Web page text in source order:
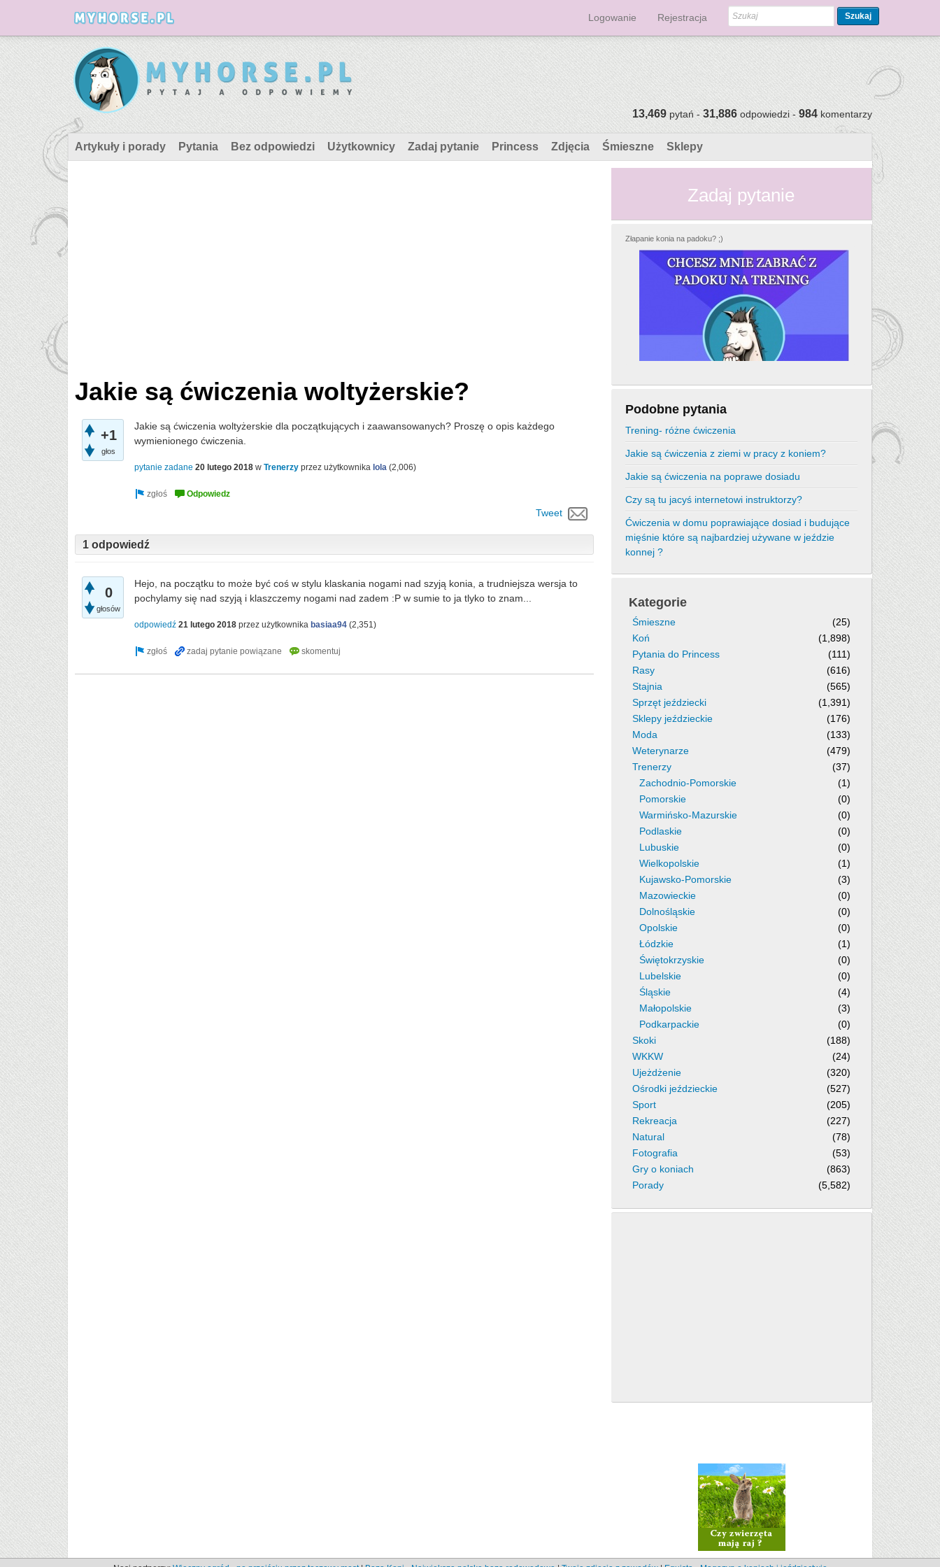
Logowanie Rejestracja Szukaj
13,469pytań -31,886odpowiedzi -984komentarzy
Artykuły i porady Pytania Bez odpowiedzi Użytkownicy Zadaj pytanie Princess Zdjęcia Śmieszne Sklepy
Jakie są ćwiczenia woltyżerskie?
+1
głos
Jakie są ćwiczenia woltyżerskie dla początkujących i zaawansowanych? Proszę o opis każdego
wymienionego ćwiczenia.
pytanie zadane 20 lutego 2018 w Trenerzy przez użytkownika lola (2,006)
Tweet
1 odpowiedź
0
głosów
Hejo, na początku to może być coś w stylu klaskania nogami nad szyją konia, a trudniejsza wersja to
pochylamy się nad szyją i klaszczemy nogami nad zadem :P w sumie to ja tlyko to znam...
odpowiedź 21 lutego 2018 przez użytkownika basiaa94 (2,351)
Zadaj pytanie
Złapanie konia na padoku? ;)
Podobne pytania
Trening- różne ćwiczenia
Jakie są ćwiczenia z ziemi w pracy z koniem?
Jakie są ćwiczenia na poprawe dosiadu
Czy są tu jacyś internetowi instruktorzy?
Ćwiczenia w domu poprawiające dosiad i budujące
mięśnie które są najbardziej używane w jeździe
konnej ?
Kategorie
Śmieszne
(25)
Koń
(1,898)
Pytania do Princess
(111)
Rasy
(616)
Stajnia
(565)
Sprzęt jeździecki
(1,391)
Sklepy jeździeckie
(176)
Moda
(133)
Weterynarze
(479)
Trenerzy
(37)
Zachodnio-Pomorskie
(1)
Pomorskie
(0)
Warmińsko-Mazurskie
(0)
Podlaskie
(0)
Lubuskie
(0)
Wielkopolskie
(1)
Kujawsko-Pomorskie
(3)
Mazowieckie
(0)
Dolnośląskie
(0)
Opolskie
(0)
Łódzkie
(1)
Świętokrzyskie
(0)
Lubelskie
(0)
Śląskie
(4)
Małopolskie
(3)
Podkarpackie
(0)
Skoki
(188)
WKKW
(24)
Ujeżdżenie
(320)
Ośrodki jeździeckie
(527)
Sport
(205)
Rekreacja
(227)
Natural
(78)
Fotografia
(53)
Gry o koniach
(863)
Porady
(5,582)